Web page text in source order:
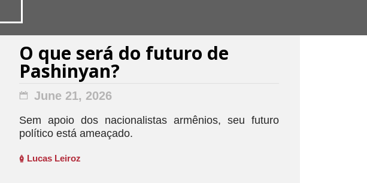
O que será do futuro de
Pashinyan?
June 21, 2026
Sem apoio dos nacionalistas armênios, seu futuro
político está ameaçado.
Lucas Leiroz